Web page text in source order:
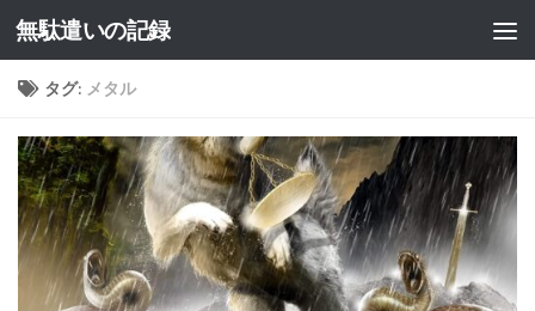
コンテンツへスキップ
無駄遣いの記録
タグ: メタル